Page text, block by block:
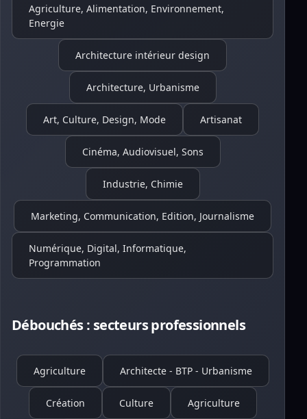
Agriculture, Alimentation, Environnement,
Energie
Architecture intérieur design
Architecture, Urbanisme
Art, Culture, Design, Mode Artisanat
Cinéma, Audiovisuel, Sons
Industrie, Chimie
Marketing, Communication, Edition, Journalisme
Numérique, Digital, Informatique,
Programmation
Débouchés : secteurs professionnels
Agriculture Architecte - BTP - Urbanisme
Création Culture Agriculture